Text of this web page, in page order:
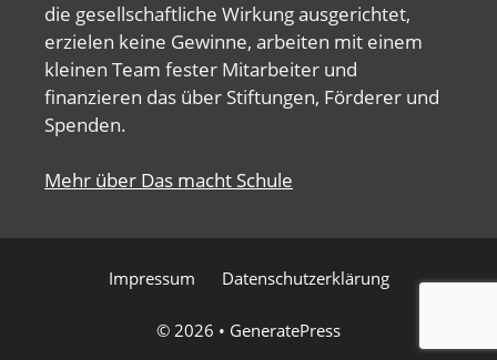
die gesellschaftliche Wirkung ausgerichtet,
erzielen keine Gewinne, arbeiten mit einem
kleinen Team fester Mitarbeiter und
finanzieren das über Stiftungen, Förderer und
Spenden.
Mehr über Das macht Schule
Impressum Datenschutzerklärung
© 2026 • GeneratePress